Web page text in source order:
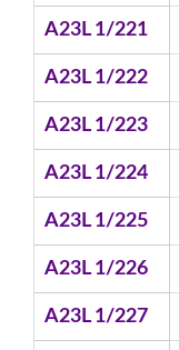
A23L 1/221
A23L 1/222
A23L 1/223
A23L 1/224
A23L 1/225
A23L 1/226
A23L 1/227